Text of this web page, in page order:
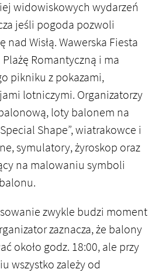
widowiskowych wydarzeń
jeśli pogoda pozwoli
Wisłą. Wawerska Fiesta
Romantyczną i ma
pikniku z pokazami,
lotniczymi. Organizatorzy
loty balonem na
Shape”, wiatrakowce i
symulatory, żyroskop oraz
na malowaniu symboli
zwykle budzi moment
zaznacza, że balony
około godz. 18:00, ale przy
wszystko zależy od